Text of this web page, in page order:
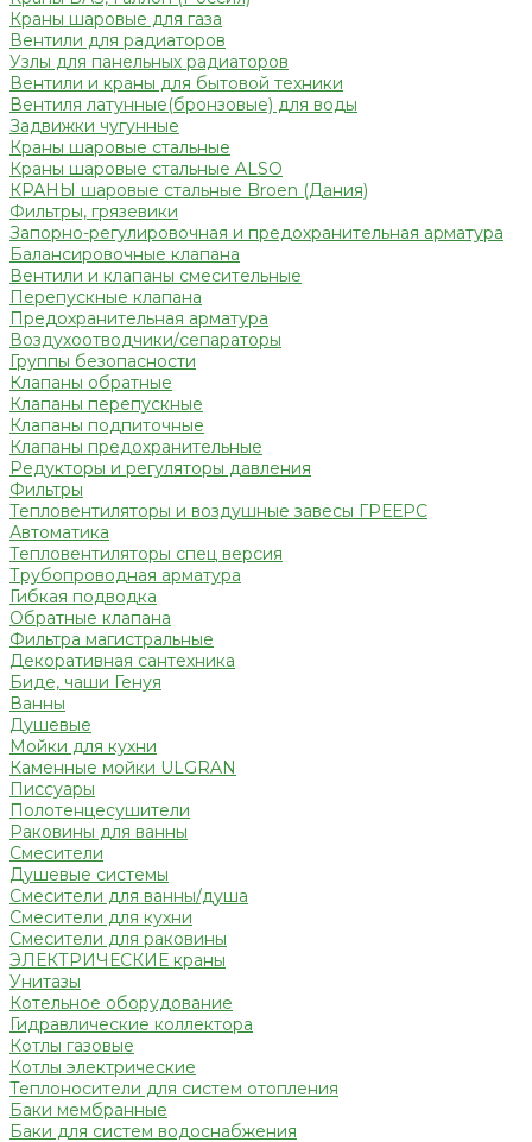
Краны шаровые для газа
Вентили для радиаторов
Узлы для панельных радиаторов
Вентили и краны для бытовой техники
Вентиля латунные(бронзовые) для воды
Задвижки чугунные
Краны шаровые стальные
Краны шаровые стальные ALSO
КРАНЫ шаровые стальные Broen (Дания)
Фильтры, грязевики
Запорно-регулировочная и предохранительная арматура
Балансировочные клапана
Вентили и клапаны смесительные
Перепускные клапана
Предохранительная арматура
Воздухоотводчики/сепараторы
Группы безопасности
Клапаны обратные
Клапаны перепускные
Клапаны подпиточные
Клапаны предохранительные
Редукторы и регуляторы давления
Фильтры
Тепловентиляторы и воздушные завесы ГРЕЕРС
Автоматика
Тепловентиляторы спец версия
Трубопроводная арматура
Гибкая подводка
Обратные клапана
Фильтра магистральные
Декоративная сантехника
Биде, чаши Генуя
Ванны
Душевые
Мойки для кухни
Каменные мойки ULGRAN
Писсуары
Полотенцесушители
Раковины для ванны
Смесители
Душевые системы
Смесители для ванны/душа
Смесители для кухни
Смесители для раковины
ЭЛЕКТРИЧЕСКИЕ краны
Унитазы
Котельное оборудование
Гидравлические коллектора
Котлы газовые
Котлы электрические
Теплоносители для систем отопления
Баки мембранные
Баки для систем водоснабжения